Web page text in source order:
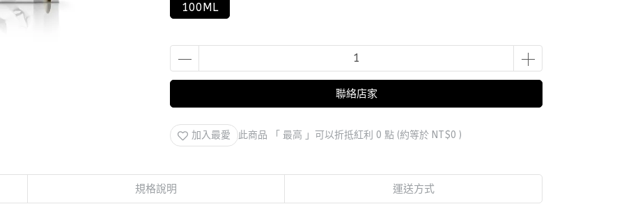
100ML
聯絡店家
加入最愛 此商品 「 最高 」可以折抵紅利 0 點 (約等於 NT$0 )
規格說明 運送方式